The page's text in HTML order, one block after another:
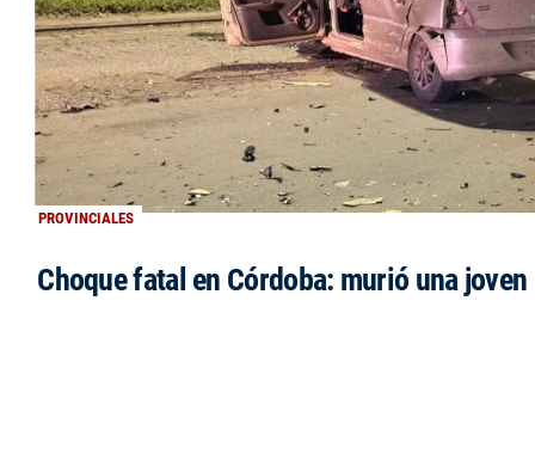
PROVINCIALES
Choque fatal en Córdoba: murió una